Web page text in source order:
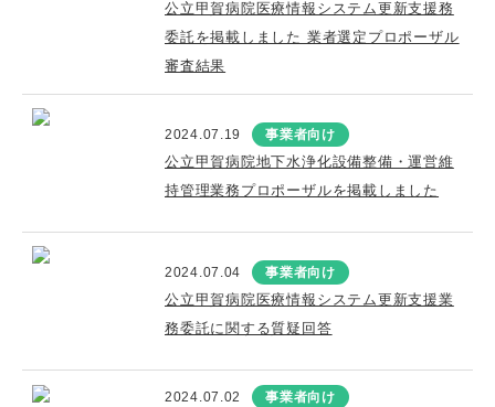
公立甲賀病院医療情報システム更新支援務
委託を掲載しました 業者選定プロポーザル
審査結果
2024.07.19 事業者向け
公立甲賀病院地下水浄化設備整備・運営維
持管理業務プロポーザルを掲載しました
2024.07.04 事業者向け
公立甲賀病院医療情報システム更新支援業
務委託に関する質疑回答
2024.07.02 事業者向け